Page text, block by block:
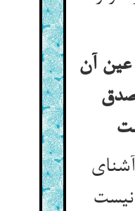
عین آن
صدق